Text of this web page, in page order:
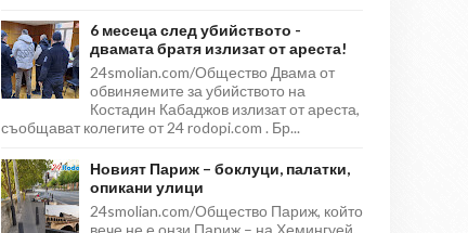
6 месеца след убийството -
двамата братя излизат от ареста!
24smolian.com/Общество Двама от
обвиняемите за убийството на
Костадин Кабаджов излизат от ареста,
съобщават колегите от 24 rodopi.com . Бр...
Новият Париж – боклуци, палатки,
опикани улици
24smolian.com/Общество Париж, който
вече не е онзи Париж – на Хемингуей,